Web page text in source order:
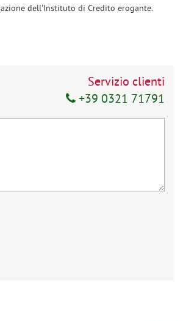
dell'Instituto di Credito erogante.
Servizio clienti
+39 0321 71791